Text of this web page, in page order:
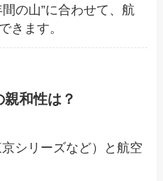
の山”に合わせて、航
きます。
和性は？
シリーズなど）と航空